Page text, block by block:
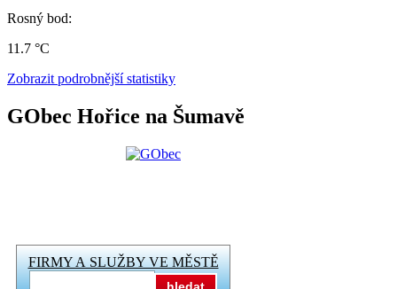
Rosný bod:
11.7 °C
Zobrazit podrobnější statistiky
GObec Hořice na Šumavě
FIRMY A SLUŽBY VE MĚSTĚ